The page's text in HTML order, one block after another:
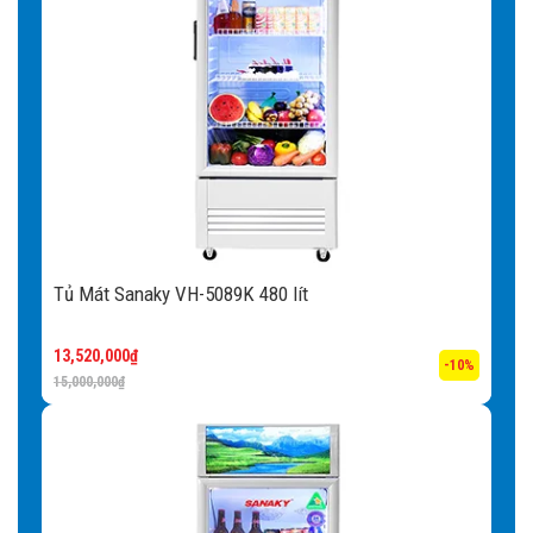
Tủ Mát Sanaky VH-5089K 480 lít
15,000,000₫
13,520,000₫
-10%